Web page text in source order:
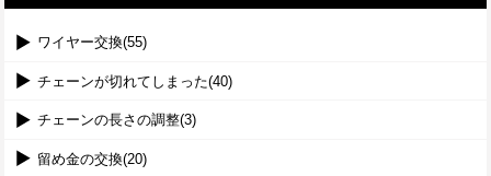
ワイヤー交換(55)
チェーンが切れてしまった(40)
チェーンの長さの調整(3)
留め金の交換(20)